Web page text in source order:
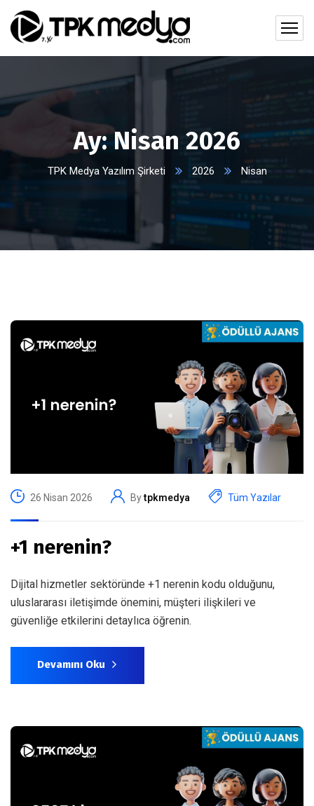
Ay:Nisan 2026
TPK Medya Yazılım Şirketi 2026 Nisan
26 Nisan 2026 Bytpkmedya Tüm Yazılar
+1 nerenin?
Dijital hizmetler sektöründe +1 nerenin kodu olduğunu,
uluslararası iletişimde önemini, müşteri ilişkileri ve
güvenliğe etkilerini detaylıca öğrenin.
Devamını Oku